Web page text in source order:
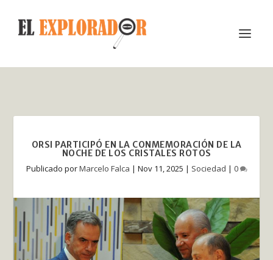
ORSI PARTICIPÓ EN LA CONMEMORACIÓN DE LA
NOCHE DE LOS CRISTALES ROTOS
Publicado porMarcelo Falca | Nov 11, 2025 | Sociedad | 0